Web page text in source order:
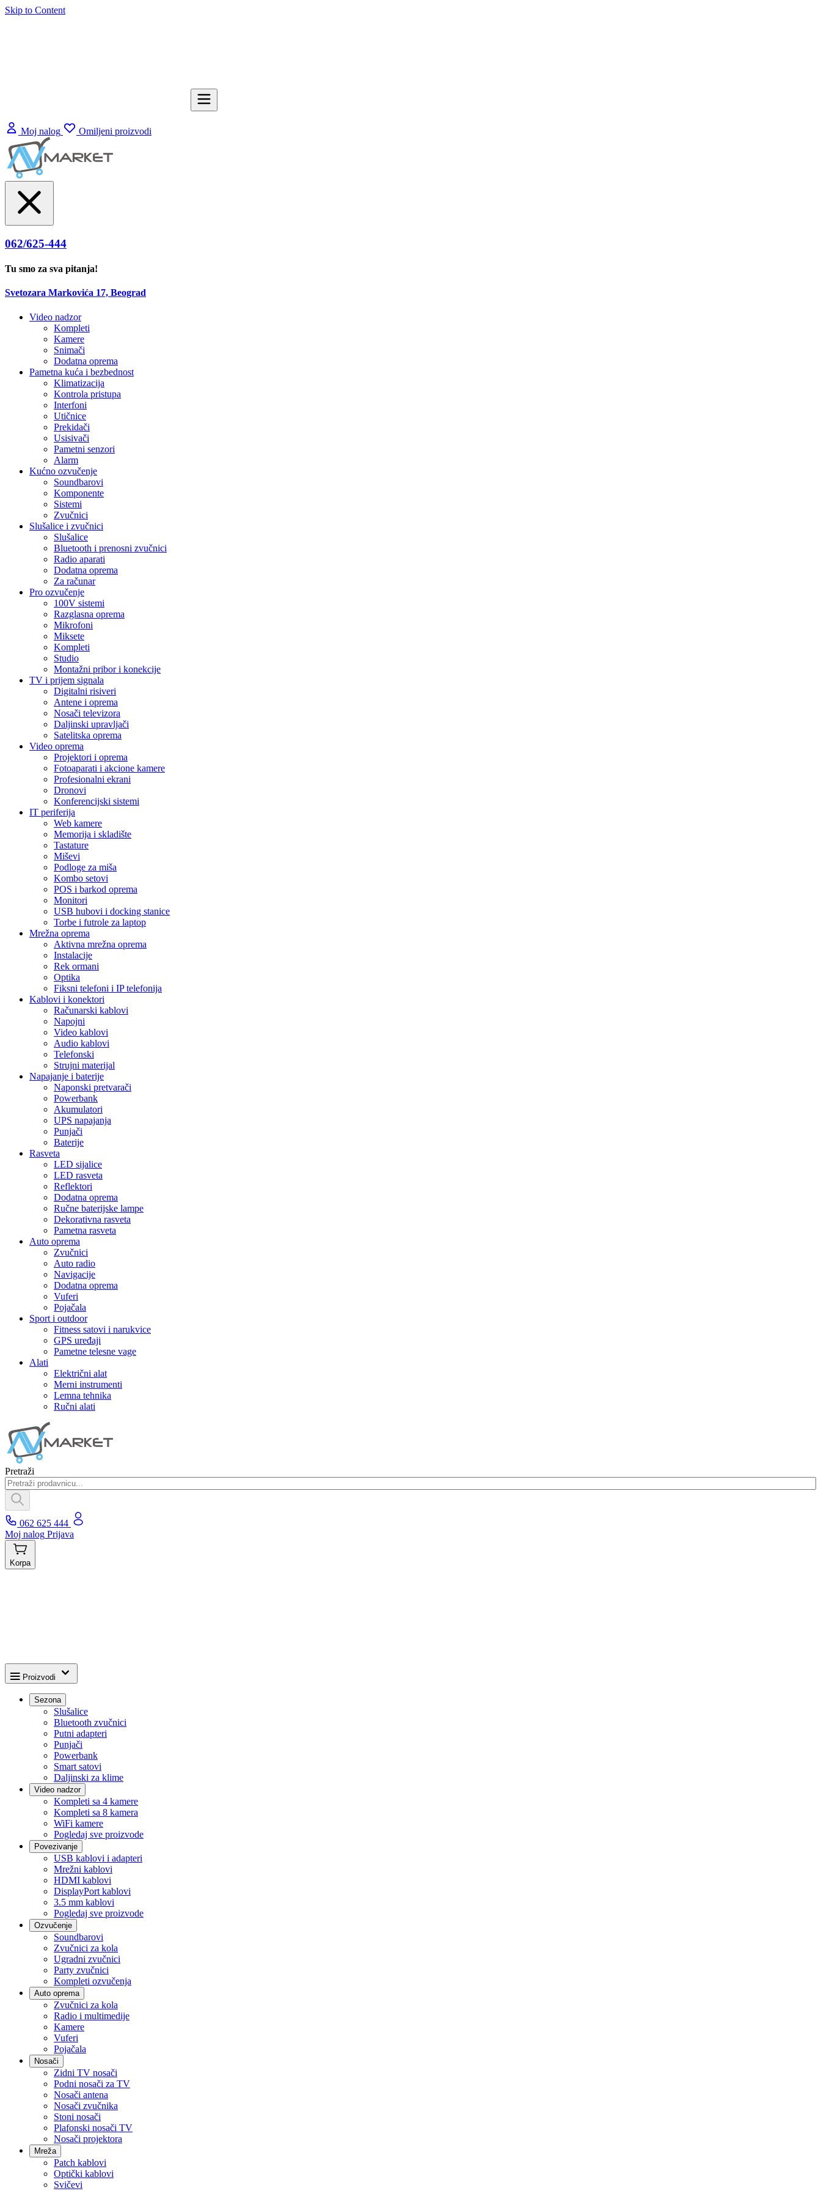
Skip to Content
Moj nalog Omiljeni proizvodi
062/625-444
Tu smo za sva pitanja!
Svetozara Markovića 17, Beograd
Video nadzor
Kompleti
Kamere
Snimači
Dodatna oprema
Pametna kuća i bezbednost
Klimatizacija
Kontrola pristupa
Interfoni
Utičnice
Prekidači
Usisivači
Pametni senzori
Alarm
Kućno ozvučenje
Soundbarovi
Komponente
Sistemi
Zvučnici
Slušalice i zvučnici
Slušalice
Bluetooth i prenosni zvučnici
Radio aparati
Dodatna oprema
Za računar
Pro ozvučenje
100V sistemi
Razglasna oprema
Mikrofoni
Miksete
Kompleti
Studio
Montažni pribor i konekcije
TV i prijem signala
Digitalni risiveri
Antene i oprema
Nosači televizora
Daljinski upravljači
Satelitska oprema
Video oprema
Projektori i oprema
Fotoaparati i akcione kamere
Profesionalni ekrani
Dronovi
Konferencijski sistemi
IT periferija
Web kamere
Memorija i skladište
Tastature
Miševi
Podloge za miša
Kombo setovi
POS i barkod oprema
Monitori
USB hubovi i docking stanice
Torbe i futrole za laptop
Mrežna oprema
Aktivna mrežna oprema
Instalacije
Rek ormani
Optika
Fiksni telefoni i IP telefonija
Kablovi i konektori
Računarski kablovi
Napojni
Video kablovi
Audio kablovi
Telefonski
Strujni materijal
Napajanje i baterije
Naponski pretvarači
Powerbank
Akumulatori
UPS napajanja
Punjači
Baterije
Rasveta
LED sijalice
LED rasveta
Reflektori
Dodatna oprema
Ručne baterijske lampe
Dekorativna rasveta
Pametna rasveta
Auto oprema
Zvučnici
Auto radio
Navigacije
Dodatna oprema
Vuferi
Pojačala
Sport i outdoor
Fitness satovi i narukvice
GPS uređaji
Pametne telesne vage
Alati
Električni alat
Merni instrumenti
Lemna tehnika
Ručni alati
Pretraži
062 625 444
Moj nalog Prijava
Korpa
Proizvodi
Sezona
Slušalice
Bluetooth zvučnici
Putni adapteri
Punjači
Powerbank
Smart satovi
Daljinski za klime
Video nadzor
Kompleti sa 4 kamere
Kompleti sa 8 kamera
WiFi kamere
Pogledaj sve proizvode
Povezivanje
USB kablovi i adapteri
Mrežni kablovi
HDMI kablovi
DisplayPort kablovi
3.5 mm kablovi
Pogledaj sve proizvode
Ozvučenje
Soundbarovi
Zvučnici za kola
Ugradni zvučnici
Party zvučnici
Kompleti ozvučenja
Auto oprema
Zvučnici za kola
Radio i multimedije
Kamere
Vuferi
Pojačala
Nosači
Zidni TV nosači
Podni nosači za TV
Nosači antena
Nosači zvučnika
Stoni nosači
Plafonski nosači TV
Nosači projektora
Mreža
Patch kablovi
Optički kablovi
Svičevi